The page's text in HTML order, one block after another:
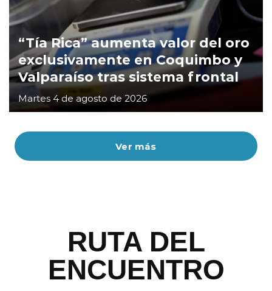
Ver más
“Tía Rica” aumenta valor del oro
exclusivamente en Coquimbo y
Valparaíso tras sistema frontal
Martes 4 de agosto de 2026
RUTA DEL
ENCUENTRO